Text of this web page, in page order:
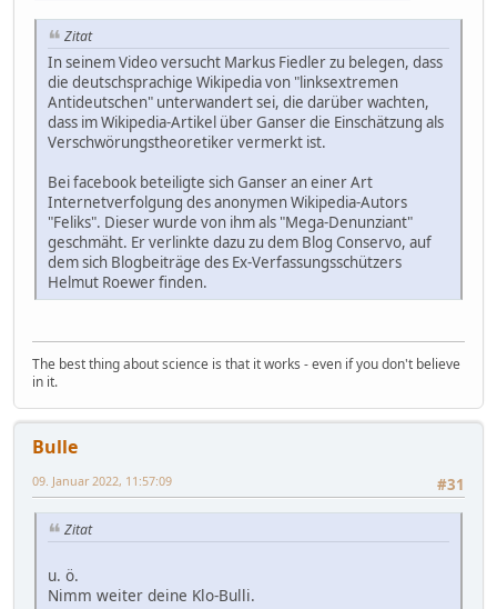
Zitat
In seinem Video versucht Markus Fiedler zu belegen, dass
die deutschsprachige Wikipedia von "linksextremen
Antideutschen" unterwandert sei, die darüber wachten,
dass im Wikipedia-Artikel über Ganser die Einschätzung als
Verschwörungstheoretiker vermerkt ist.
Bei facebook beteiligte sich Ganser an einer Art
Internetverfolgung des anonymen Wikipedia-Autors
"Feliks". Dieser wurde von ihm als "Mega-Denunziant"
geschmäht. Er verlinkte dazu zu dem Blog Conservo, auf
dem sich Blogbeiträge des Ex-Verfassungsschützers
Helmut Roewer finden.
The best thing about science is that it works - even if you don't believe
in it.
Bulle
#31
09. Januar 2022, 11:57:09
Zitat
u. ö.
Nimm weiter deine Klo-Bulli.